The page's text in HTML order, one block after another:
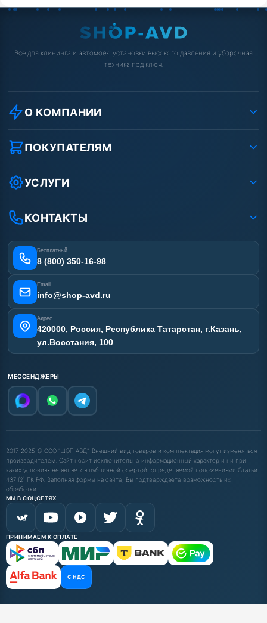
Всё для клининга и автомоек: установки высокого давления и уборочная
техника под ключ.
О КОМПАНИИ
О компании
Реквизиты ООО «Шоп АВД»
Условия соглашения
Вакансии
Статьи
ПОКУПАТЕЛЯМ
Как заказать?
Оплата
Лизинг
Получить скидку
УСЛУГИ
Ремонт АВД
Сертификаты
Отзывы наших клиентов
Карта сайта
КОНТАКТЫ
Бесплатный
8 (800) 350-16-98
Email
info@shop-avd.ru
Адрес
420000, Россия, Республика Татарстан, г.Казань,
ул.Восстания, 100
МЕССЕНДЖЕРЫ
2017-2025 © ООО "ШОП АВД". Внешний вид товаров и комплектация могут изменяться
производителем. Сайт носит исключительно информационный характер и ни при
каких условиях не является публичной офертой, определяемой положениями Статьи
437 (2) ГК РФ. Заполняя формы на сайте, Вы подтверждаете возможность их
обработки.
МЫ В СОЦСЕТЯХ
ПРИНИМАЕМ К ОПЛАТЕ
С НДС